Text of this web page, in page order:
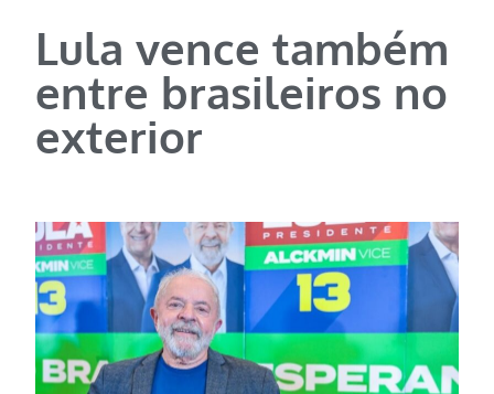
Lula vence também
entre brasileiros no
exterior